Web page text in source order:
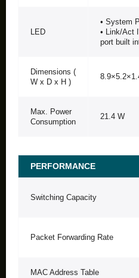
LED
• System
• Link/Act
port built
Dimensions (
W x D x H )
Max. Power
Consumption
21.4 W
PERFORMANCE
Switching Capacity
Packet Forwarding Rate
MAC Address Table